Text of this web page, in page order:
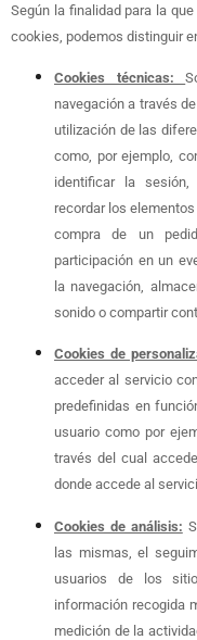
Según la finalidad para la
cookies, podemos distinguir
Cookies técnicas:
navegación a través
utilización de las
como, por ejemplo,
identificar la
recordar los
compra de un
participación en un
la navegación,
sonido o compartir
Cookies de
acceder al servicio
predefinidas en
usuario como por
través del cual
donde accede al
Cookies de análisis:
las mismas, el
usuarios de los
información recogida
medición de la